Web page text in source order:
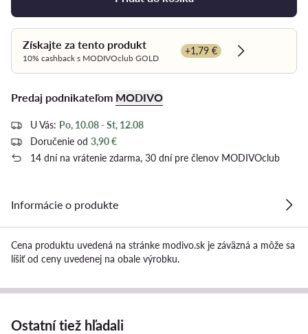
Získajte za tento produkt
10% cashback s MODIVOclub GOLD
+1,79 €
Dowiedz się
Predaj podnikateľom MODIVO
U Vás: Po, 10.08 - St, 12.08
Doručenie od 3,90 €
14 dní na vrátenie zdarma, 30 dní pre členov MODIVOclub
Informácie o produkte
Cena produktu uvedená na stránke modivo.sk je záväzná a môže sa
líšiť od ceny uvedenej na obale výrobku.
Ostatní tiež hľadali